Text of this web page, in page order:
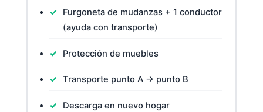
Furgoneta de mudanzas + 1 conductor
(ayuda con transporte)
Protección de muebles
Transporte punto A → punto B
Descarga en nuevo hogar